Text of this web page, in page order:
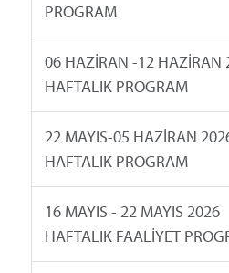
PROGRAM
06 HAZİRAN -12 HAZİRAN
HAFTALIK PROGRAM
22 MAYIS-05 HAZİRAN
HAFTALIK PROGRAM
16 MAYIS - 22 MAYIS 2026
HAFTALIK FAALİYET